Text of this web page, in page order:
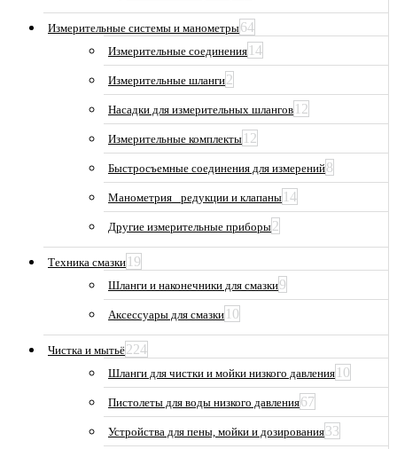
Измерительные системы и манометры64
Измерительные соединения 14
Измерительные шланги2
Насадки для измерительных шлангов 12
Измерительные комплекты 12
Быстросъемные соединения для измерений8
Манометрия_ редукции и клапаны 14
Другие измерительные приборы2
Техника смазки 19
Шланги и наконечники для смазки9
Аксессуары для смазки 10
Чистка и мытьё224
Шланги для чистки и мойки низкого давления 10
Пистолеты для воды низкого давления67
Устройства для пены, мойки и дозирования33